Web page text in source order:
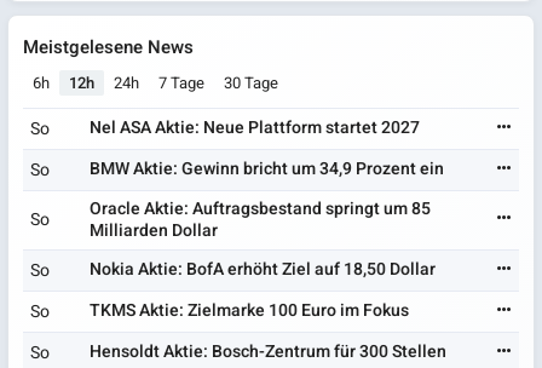
Meistgelesene News
6h 12h 24h 7 Tage 30 Tage
So
Nel ASA Aktie: Neue Plattform startet 2027
So
BMW Aktie: Gewinn bricht um 34,9 Prozent ein
So
Oracle Aktie: Auftragsbestand springt um 85
Milliarden Dollar
So
Nokia Aktie: BofA erhöht Ziel auf 18,50 Dollar
So
TKMS Aktie: Zielmarke 100 Euro im Fokus
So
Hensoldt Aktie: Bosch-Zentrum für 300 Stellen